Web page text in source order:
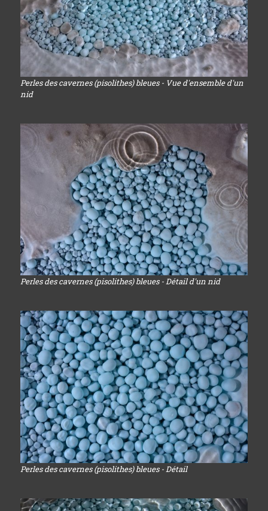
Perles des cavernes (pisolithes) bleues - Vue d'ensemble d'un
nid
Perles des cavernes (pisolithes) bleues - Détail d'un nid
Perles des cavernes (pisolithes) bleues - Détail